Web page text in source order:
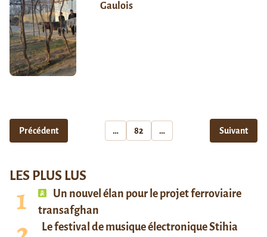
Gaulois
Précédent … 82 … Suivant
LES PLUS LUS
Un nouvel élan pour le projet ferroviaire
transafghan
Le festival de musique électronique Stihia